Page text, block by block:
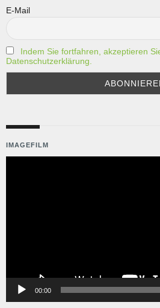
E-Mail
Indem Sie fortfahren, akzeptieren
Datenschutzerklärung.
IMAGEFILM
00:00